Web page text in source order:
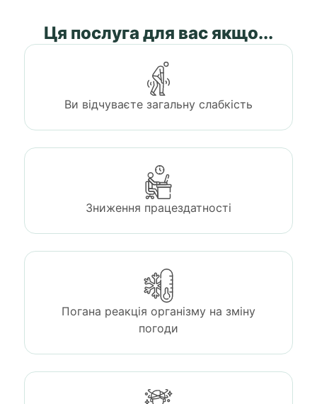
Ця послуга для вас якщо...
Ви відчуваєте загальну слабкість
Зниження працездатності
Погана реакція організму на зміну
погоди